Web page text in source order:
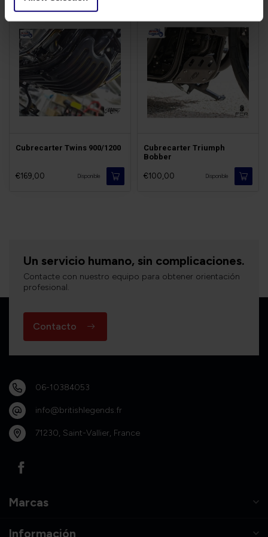
Cubrecarter Twins 900/1200
€169,00 Disponible
Cubrecarter Triumph
Bobber
€100,00 Disponible
Un servicio humano, sin complicaciones.
Contacte con nuestro equipo para obtener orientación
profesional.
Contacto
06-10384053
info@britishlegends.fr
71230, Saint-Vallier, France
Marcas
Información